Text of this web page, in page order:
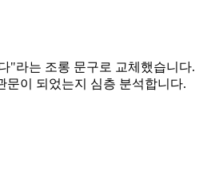
"라는 조롱 문구로 교체했습니다.
문이 되었는지 심층 분석합니다.